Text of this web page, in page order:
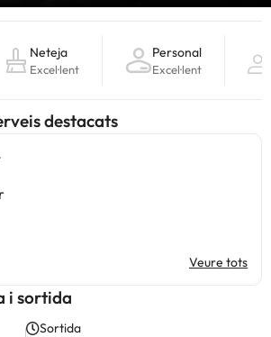
Neteja
Excel·lent
Personal
Excel·lent
destacats
Veure tots
i sortida
Sortida